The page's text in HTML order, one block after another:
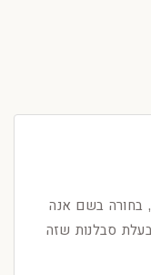
אחר - היינו 4 בנות , בחורה בשם אנה
סבלנות שזה